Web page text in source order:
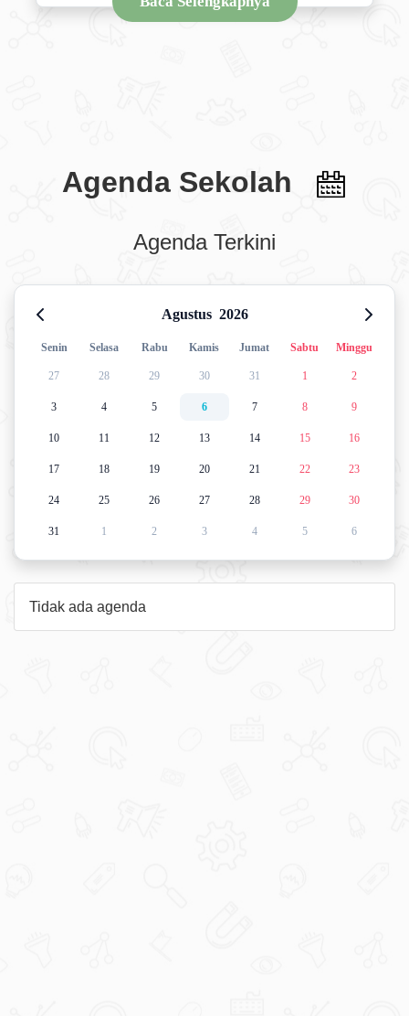
Agenda Sekolah
Agenda Terkini
Agustus 2026
Senin Selasa Rabu Kamis Jumat Sabtu Minggu
27 28 29 30 31 1 2
3 4 5 6 7 8 9
10 11 12 13 14 15 16
17 18 19 20 21 22 23
24 25 26 27 28 29 30
31 1 2 3 4 5 6
Tidak ada agenda